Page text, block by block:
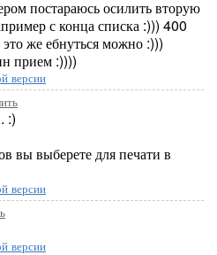
постараюсь осилить вторую
с конца списка :))) 400
же ебнуться можно :)))
прием :))))
версии
:)
вы выберете для печати в
версии
версии